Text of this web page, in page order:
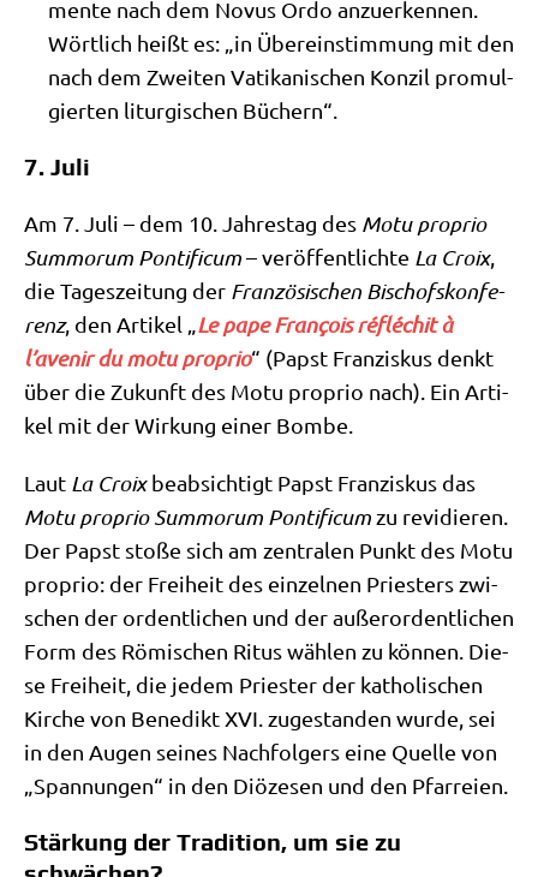
men­te nach dem Novus Ordo anzu­er­ken­nen.
Wört­lich heißt es: „in Über­ein­stim­mung mit den
nach dem Zwei­ten Vati­ka­ni­schen Kon­zil pro­mul­
gier­ten lit­ur­gi­schen Büchern“.
7. Juli
Am 7. Juli – dem 10. Jah­res­tag des Motu pro­prio
Sum­morum Pon­ti­fi­cum– ver­öf­fent­lich­te La Croix,
die Tages­zei­tung der Fran­zö­si­schen Bischofs­kon­fe­
renz, den Arti­kel „Le pape Fran­çois réflé­chit à
l’avenir du motu pro­prio“ (Papst Fran­zis­kus denkt
über die Zukunft des Motu pro­prio nach). Ein Arti­
kel mit der Wir­kung einer Bombe.
Laut La Croixbeab­sich­tigt Papst Fran­zis­kus das
Motu pro­prio Sum­morum Pon­ti­fi­cumzu revi­die­ren.
Der Papst sto­ße sich am zen­tra­len Punkt des Motu
pro­prio: der Frei­heit des ein­zel­nen Prie­sters zwi­
schen der ordent­li­chen und der außer­or­dent­li­chen
Form des Römi­schen Ritus wäh­len zu kön­nen. Die­
se Frei­heit, die jedem Prie­ster der katho­li­schen
Kir­che von Bene­dikt XVI. zuge­stan­den wur­de, sei
in den Augen sei­nes Nach­fol­gers eine Quel­le von
„Span­nun­gen“ in den Diö­ze­sen und den Pfarreien.
Stärkung der Tradition, um sie zu